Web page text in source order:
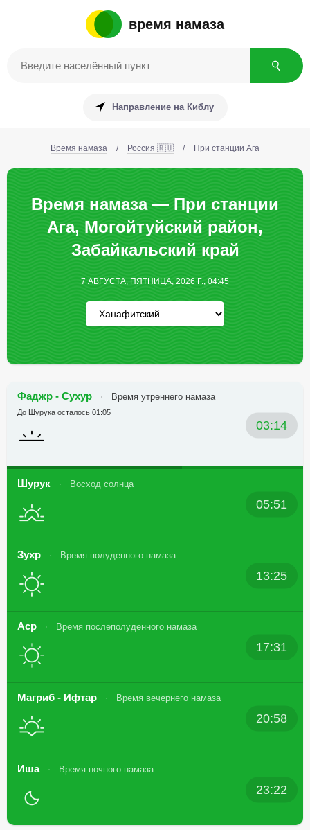
время намаза
Направление на Киблу
Время намаза / Россия 🇷🇺 / При станции Ага
Время намаза — При станции
Ага, Могойтуйский район,
Забайкальский край
7 АВГУСТА, ПЯТНИЦА, 2026 Г., 04:45
Фаджр - Сухур Время утреннего намаза
03:14
До Шурука осталось 01:05
Шурук Восход солнца
05:51
Зухр Время полуденного намаза
13:25
Аср Время послеполуденного намаза
17:31
Магриб - Ифтар Время вечернего намаза
20:58
Иша Время ночного намаза
23:22